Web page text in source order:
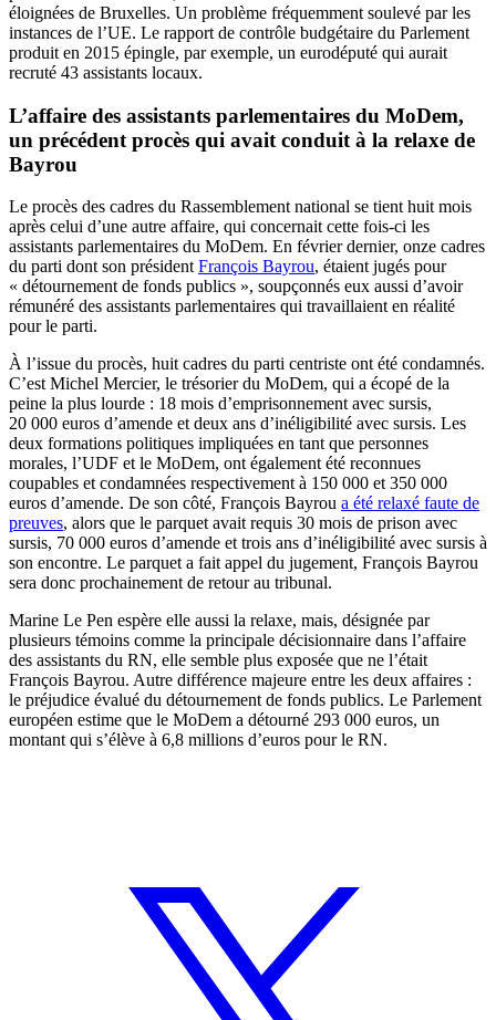
éloignées de Bruxelles. Un problème fréquemment soulevé par les
instances de l’UE. Le rapport de contrôle budgétaire du Parlement
produit en 2015 épingle, par exemple, un eurodéputé qui aurait
recruté 43 assistants locaux.
L’affaire des assistants parlementaires du MoDem,
un précédent procès qui avait conduit à la relaxe de
Bayrou
Le procès des cadres du Rassemblement national se tient huit mois
après celui d’une autre affaire, qui concernait cette fois-ci les
assistants parlementaires du MoDem. En février dernier, onze cadres
du parti dont son présidentFrançois Bayrou, étaient jugés pour
« détournement de fonds publics », soupçonnés eux aussi d’avoir
rémunéré des assistants parlementaires qui travaillaient en réalité
pour le parti.
À l’issue du procès, huit cadres du parti centriste ont été condamnés.
C’est Michel Mercier, le trésorier du MoDem, qui a écopé de la
peine la plus lourde : 18 mois d’emprisonnement avec sursis,
20 000 euros d’amende et deux ans d’inéligibilité avec sursis. Les
deux formations politiques impliquées en tant que personnes
morales, l’UDF et le MoDem, ont également été reconnues
coupables et condamnées respectivement à 150 000 et 350 000
euros d’amende. De son côté, François Bayrou a été relaxé faute de
preuves, alors que le parquet avait requis 30 mois de prison avec
sursis, 70 000 euros d’amende et trois ans d’inéligibilité avec sursis à
son encontre. Le parquet a fait appel du jugement, François Bayrou
sera donc prochainement de retour au tribunal.
Marine Le Pen espère elle aussi la relaxe, mais, désignée par
plusieurs témoins comme la principale décisionnaire dans l’affaire
des assistants du RN, elle semble plus exposée que ne l’était
François Bayrou. Autre différence majeure entre les deux affaires :
le préjudice évalué du détournement de fonds publics. Le Parlement
européen estime que le MoDem a détourné 293 000 euros, un
montant qui s’élève à 6,8 millions d’euros pour le RN.